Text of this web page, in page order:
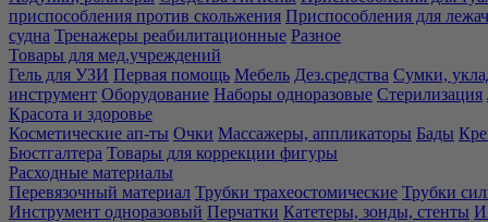
приспособления против скольжения Приспособления для
судна Тренажеры реабилитационные Разное
Товары для мед.учреждений
Гель для УЗИ Первая помощь Мебель Дез.средства Сумки,
инструмент Оборудование Наборы одноразовые Стерилизация
Красота и здоровье
Косметические ап-ты Очки Массажеры, аппликаторы Бады
Бюстгалтера Товары для коррекции фигуры
Расходные материалы
Перевязочный материал Трубки трахеостомические Трубки
Инструмент одноразовый Перчатки Катетеры, зонды, стенты